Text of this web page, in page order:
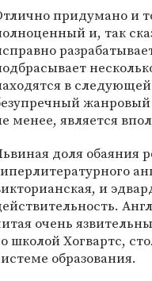
придумано и
и, так
в
менее, является
доля обаяния
и
очень
школой Хогвартс,
образования.